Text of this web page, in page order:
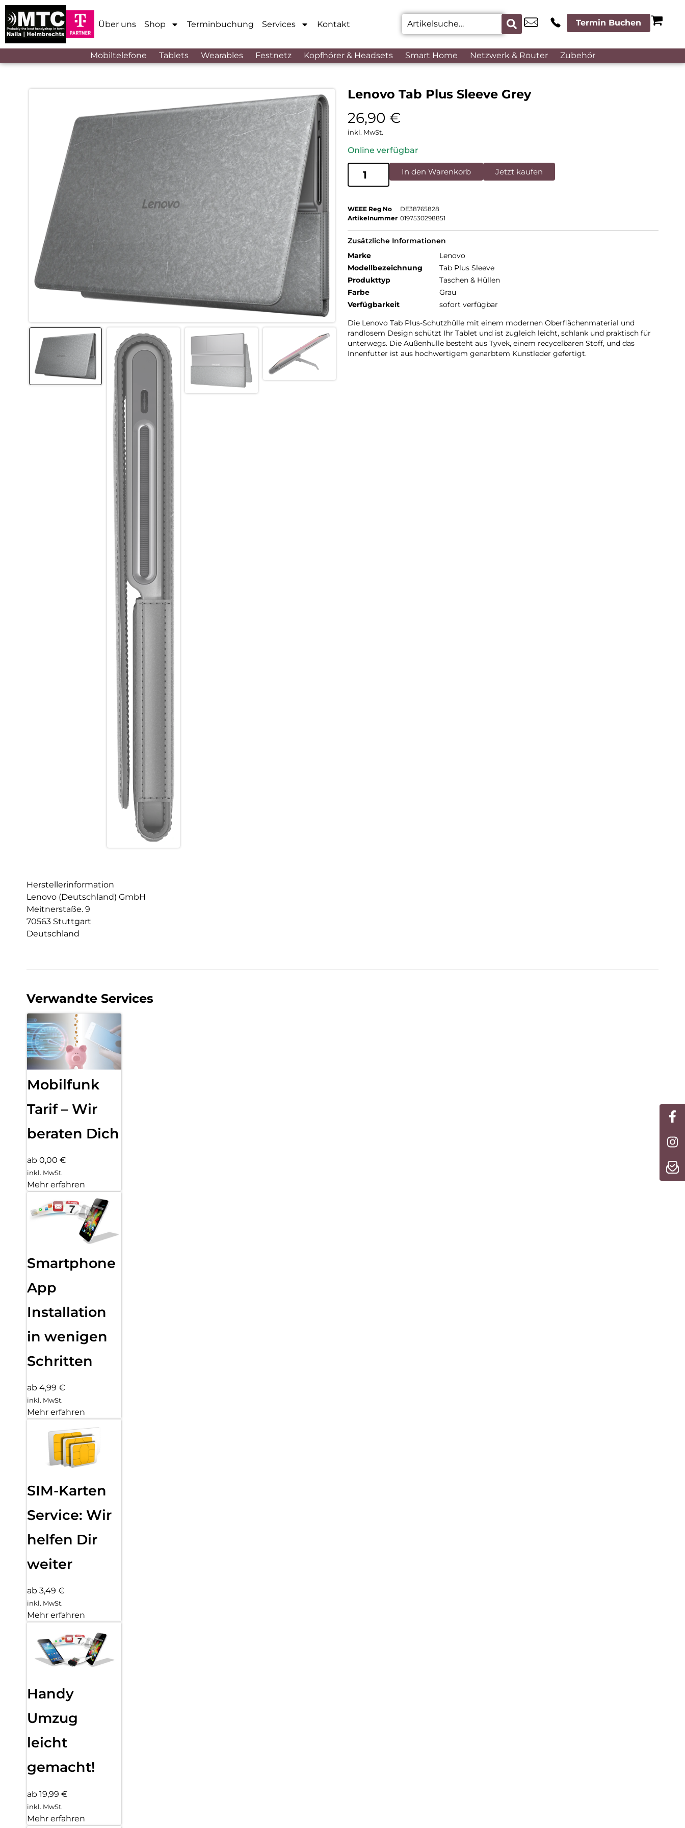
Über uns Shop Terminbuchung Services Kontakt Termin Buchen
Mobiltelefone Tablets Wearables Festnetz Kopfhörer & Headsets Smart Home Netzwerk & Router Zubehör
Lenovo Tab Plus Sleeve Grey
26,90 €
inkl. MwSt.
Online verfügbar
In den Warenkorb Jetzt kaufen
WEEE Reg No
DE38765828
Artikelnummer 0197530298851
Zusätzliche Informationen
Marke
Lenovo
Modellbezeichnung
Tab Plus Sleeve
Produkttyp
Taschen & Hüllen
Farbe
Grau
Verfügbarkeit
sofort verfügbar
Die Lenovo Tab Plus-Schutzhülle mit einem modernen Oberflächenmaterial und
randlosem Design schützt Ihr Tablet und ist zugleich leicht, schlank und praktisch für
unterwegs. Die Außenhülle besteht aus Tyvek, einem recycelbaren Stoff, und das
Innenfutter ist aus hochwertigem genarbtem Kunstleder gefertigt.
Herstellerinformation
Lenovo (Deutschland) GmbH
Meitnerstaße. 9
70563 Stuttgart
Deutschland
Verwandte Services
Mobilfunk
Tarif – Wir
beraten Dich
ab 0,00 €
inkl. MwSt.
Mehr erfahren
Smartphone
App
Installation
in wenigen
Schritten
ab 4,99 €
inkl. MwSt.
Mehr erfahren
SIM-Karten
Service: Wir
helfen Dir
weiter
ab 3,49 €
inkl. MwSt.
Mehr erfahren
Handy
Umzug
leicht
gemacht!
ab 19,99 €
inkl. MwSt.
Mehr erfahren